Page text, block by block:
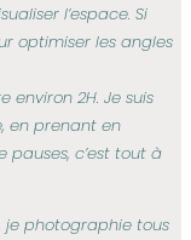
l’espace. Si
optimiser les angles
environ 2H. Je suis
en prenant en
pauses, c’est tout à
je photographie tous